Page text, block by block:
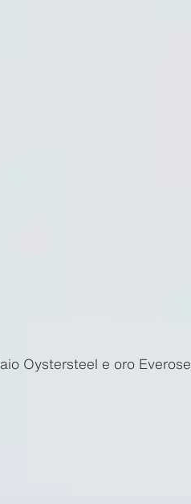
Oystersteel e oro Everose